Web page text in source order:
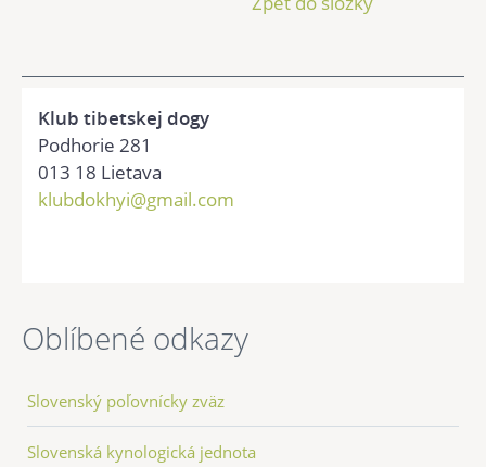
Klub tibetskej dogy
Podhorie 281
013 18 Lietava
klubdokhyi@gmail.com
Oblíbené odkazy
Slovenský poľovnícky zväz
Slovenská kynologická jednota